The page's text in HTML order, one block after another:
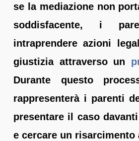
se la mediazione non
soddisfacente, i
intraprendere azioni
giustizia attraverso un
Durante questo
rappresenterà i parenti
presentare il caso
e cercare un risarcimento